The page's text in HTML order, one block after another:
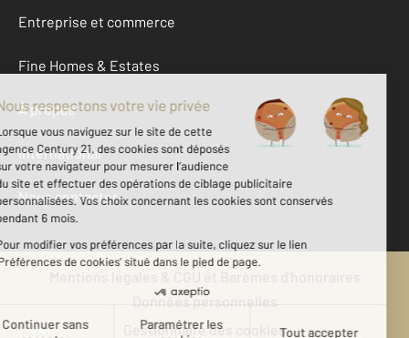
Entreprise et commerce
Fine Homes & Estates
À propos
International
Nous contacter
Données personnelles
Gestionnaire des cookies